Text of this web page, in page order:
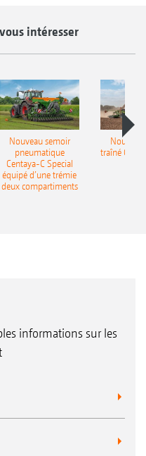
intéresser
Nouveau semoir
pneumatique
Centaya-C Special
équipé d’une trémie
deux compartiments
traîné
informations sur les